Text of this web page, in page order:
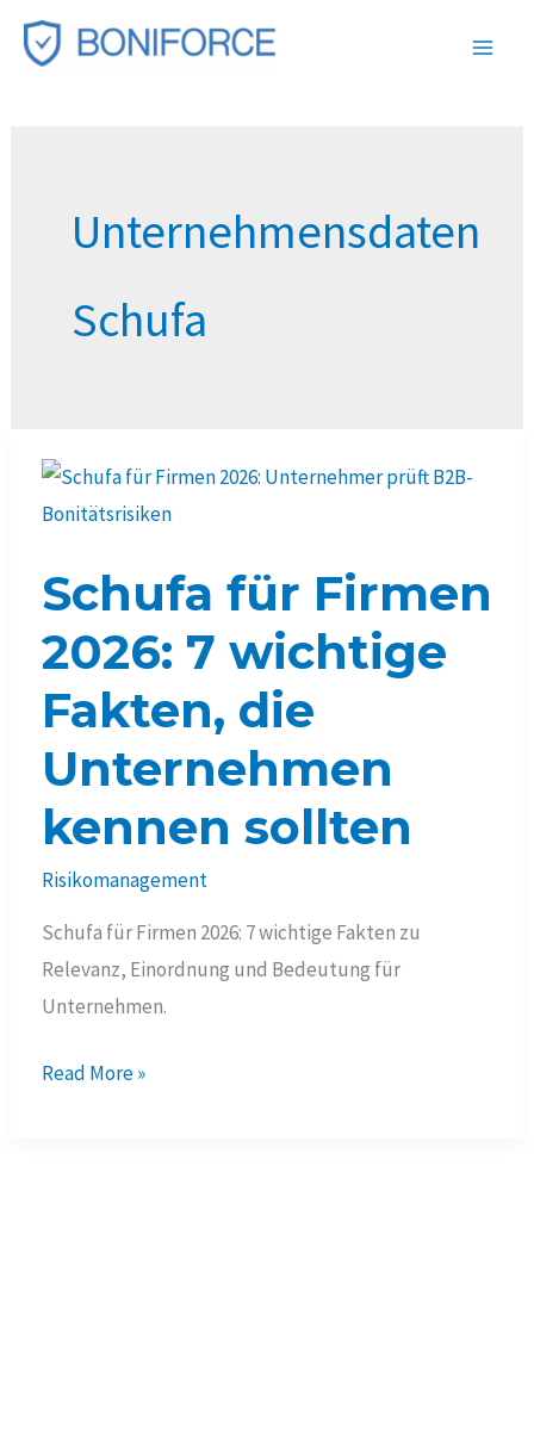
Zum
Inhalt
Unternehmensdaten
Schufa
Schufa für Firmen
2026: 7 wichtige
Fakten, die
Unternehmen
kennen sollten
Risikomanagement
Schufa für Firmen 2026: 7 wichtige Fakten zu
Relevanz, Einordnung und Bedeutung für
Unternehmen.
Schufa
Read More »